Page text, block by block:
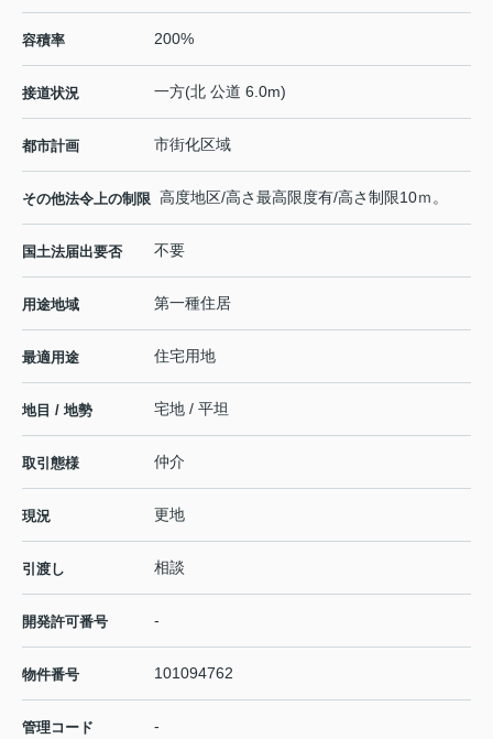
容積率 200%
接道状況 一方(北 公道 6.0m)
都市計画 市街化区域
その他法令上の制限 高度地区/高さ最高限度有/高さ制限10ｍ。
国土法届出要否 不要
用途地域 第一種住居
最適用途 住宅用地
地目 / 地勢 宅地 / 平坦
取引態様 仲介
現況 更地
引渡し 相談
開発許可番号 -
物件番号 101094762
管理コード -